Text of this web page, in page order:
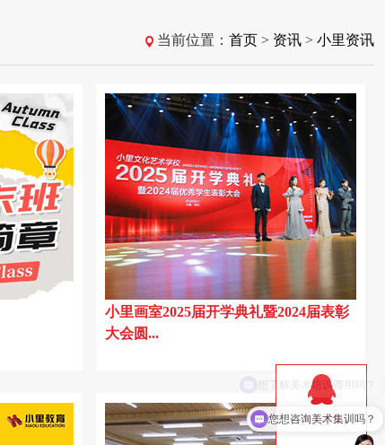
QQ咨询
小里画室祝福2024届美术生：联考必 ◇ 最最最精选版
当前位置： 首页 > 资讯 > 小里资讯
小里画室2025届开学典礼暨2024届表彰
大会圆...
您想咨询美术集训吗？